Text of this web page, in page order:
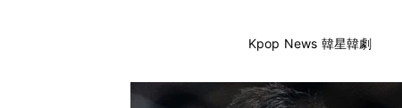
Kpop News 韓星韓劇